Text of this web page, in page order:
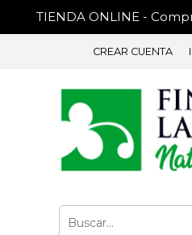
TIENDA ONLINE -
CREAR CUENTA